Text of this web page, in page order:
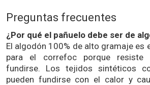
Preguntas frecuentes
¿Por qué el pañuelo debe ser de
El algodón 100% de alto gramaje es
para el correfoc porque resiste
fundirse. Los tejidos sintéticos
pueden fundirse con el calor y